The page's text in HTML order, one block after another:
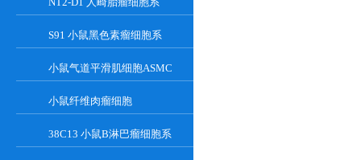
S91 小鼠黑色素瘤细胞系
小鼠气道平滑肌细胞ASMC
小鼠纤维肉瘤细胞
38C13 小鼠B淋巴瘤细胞系